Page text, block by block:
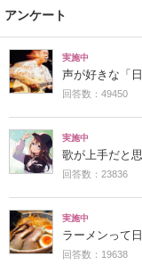
アンケート
実施中
声が好きな「
回答数：49450
実施中
歌が上手だと
回答数：23836
実施中
ラーメンって
回答数：19638